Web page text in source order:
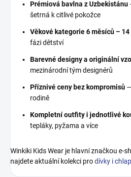
Prémiová bavlna z Uzbekistánu
šetrná k citlivé pokožce
Věkové kategorie 6 měsíců –
fázi dětství
Barevné designy a originální
mezinárodní tým designérů
Příznivé ceny bez kompromisů
rodině
Kompletní outfity i jednotlivé
tepláky, pyžama a více
Winkiki Kids Wear je hlavní značkou e-
najdete aktuální kolekci prodívky i